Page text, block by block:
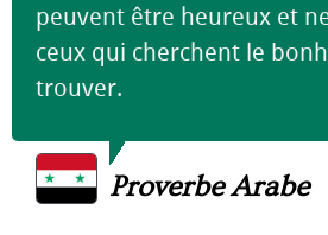
peuvent être heureux et
ceux qui cherchent le
trouver.
Proverbe Arabe